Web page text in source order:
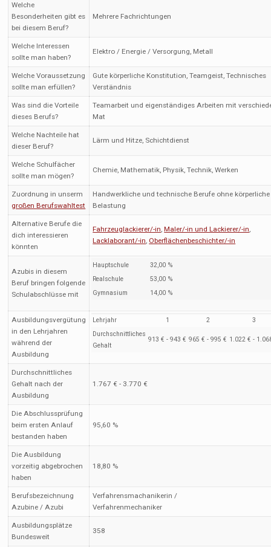
Welche
Besonderheiten gibt es
bei diesem Beruf?
Mehrere Fachrichtungen
Welche Interessen
sollte man haben?
Elektro / Energie / Versorgung, Metall
Welche Voraussetzung
sollte man erfüllen?
Gute körperliche Konstitution, Teamgeist, Technisches
Verständnis
Was sind die Vorteile
dieses Berufs?
Teamarbeit und eigenständiges Arbeiten mit
Mat
Welche Nachteile hat
dieser Beruf?
Lärm und Hitze, Schichtdienst
Welche Schulfächer
sollte man mögen?
Chemie, Mathematik, Physik, Technik, Werken
Zuordnung in unserm
großen Berufswahltest
Handwerkliche und technische Berufe ohne körperliche
Belastung
Alternative Berufe die
dich interessieren
könnten
Fahrzeuglackierer/-in,Maler/-in und Lackierer/-in,
Lacklaborant/-in,Oberflächenbeschichter/-in
Azubis in diesem
Beruf bringen folgende
Schulabschlüsse mit
Hauptschule
32,00 %
Realschule
53,00 %
Gymnasium
14,00 %
Ausbildungsvergütung
in den Lehrjahren
während der
Ausbildung
Lehrjahr 1 2
3
Durchschnittliches
Gehalt
913 € - 943 € 965 € - 995 € 1.022 € -
Durchschnittliches
Gehalt nach der
Ausbildung
1.767 € - 3.770 €
Die Abschlussprüfung
beim ersten Anlauf
bestanden haben
95,60 %
Die Ausbildung
vorzeitig abgebrochen
haben
18,80 %
Berufsbezeichnung
Azubine / Azubi
Verfahrensmachanikerin /
Verfahrenmechaniker
Ausbildungsplätze
Bundesweit
358